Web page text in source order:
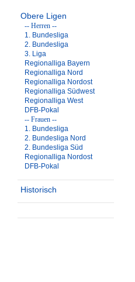
Obere Ligen
-- Herren --
1. Bundesliga
2. Bundesliga
3. Liga
Regionalliga Bayern
Regionalliga Nord
Regionalliga Nordost
Regionalliga Südwest
Regionalliga West
DFB-Pokal
-- Frauen --
1. Bundesliga
2. Bundesliga Nord
2. Bundesliga Süd
Regionalliga Nordost
DFB-Pokal
Historisch